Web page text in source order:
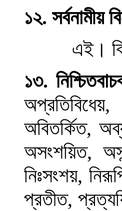
১২. সর্বনামীয়
এই।
১৩.
অবিতর্কিত,
অসংশয়িত,
নিঃসংশয়,
প্রতীত,